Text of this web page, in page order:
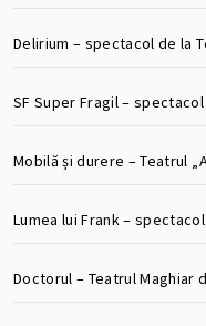
Delirium – spectacol de la
SF Super Fragil –
Mobilă și durere – Teatrul
Lumea lui Frank –
Doctorul – Teatrul Maghiar